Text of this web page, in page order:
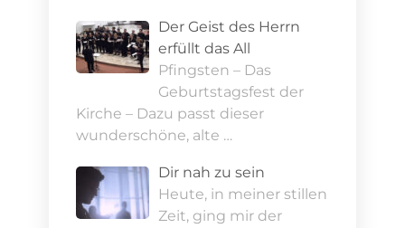
Der Geist des Herrn
erfüllt das All
Pfingsten – Das
Geburtstagsfest der
Kirche – Dazu passt dieser
wunderschöne, alte …
Dir nah zu sein
Heute, in meiner stillen
Zeit, ging mir der